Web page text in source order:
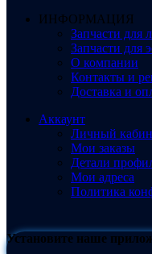
ИНФОРМАЦИЯ
Запчасти для
Запчасти для
О компании
Контакты и
Доставка и
Аккаунт
Личный
Мои заказы
Детали
Мои адреса
Политика
Установите наше